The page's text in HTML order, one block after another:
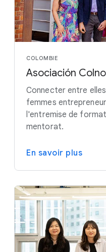
COLOMBIE
Asociación
Connecter entre
femmes
l'entremise de
mentorat.
En savoir plus